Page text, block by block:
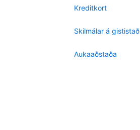
Kreditkort
Skilmálar á gististað
Aukaaðstaða